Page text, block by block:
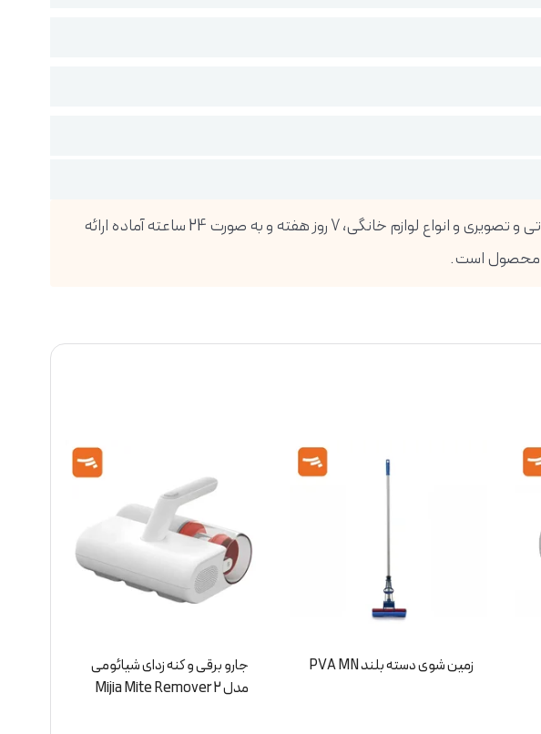
فروشگاه اینترنتی دیجی پویا، بزرگترین واردکننده انواع گوشی موبایل، تبلت، ساعت هوشمند، لوازم صوتی و تصویری و انواع لوازم خانگی، 7 روز هفته و به صورت 24 ساعته آماده ارائه
محصول است.
زمین شوی دسته بلند PVA MN
جارو برقی و کنه زدای شیائومی
مدل Mijia Mite Remover 2